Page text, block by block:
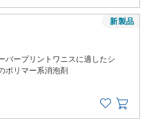
バープリントワニスに適したシ
ポリマー系消泡剤
新製品